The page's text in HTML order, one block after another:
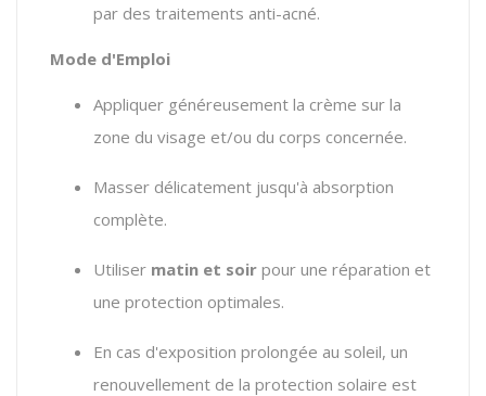
par des traitements anti-acné.
Mode d'Emploi
Appliquer généreusement la crème sur la
zone du visage et/ou du corps concernée.
Masser délicatement jusqu'à absorption
complète.
Utiliser matin et soir pour une réparation et
une protection optimales.
En cas d'exposition prolongée au soleil, un
renouvellement de la protection solaire est